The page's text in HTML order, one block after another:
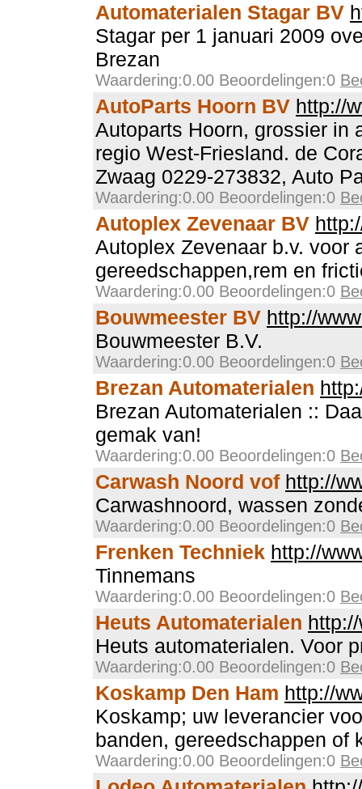
Automaterialen Stagar BV
Stagar per 1 januari 2009
Brezan
Waardering:0.00 Beoordelingen:0
AutoParts Hoorn BV http://
Autoparts Hoorn, grossier in
regio West-Friesland. de
Zwaag 0229-273832, Auto
Waardering:0.00 Beoordelingen:0
Autoplex Zevenaar BV
Autoplex Zevenaar b.v. voor
gereedschappen,rem en
Waardering:0.00 Beoordelingen:0
Bouwmeester BV http://
Bouwmeester B.V.
Waardering:0.00 Beoordelingen:0
Brezan Automaterialen
Brezan Automaterialen ::
gemak van!
Waardering:0.00 Beoordelingen:0
Carwash Noord vof http://
Carwashnoord, wassen
Waardering:0.00 Beoordelingen:0
Frenken Techniek http://
Tinnemans
Waardering:0.00 Beoordelingen:0
Heuts Automaterialen
Heuts automaterialen. Voor
Waardering:0.00 Beoordelingen:0
Koskamp Den Ham http://
Koskamp; uw leverancier
banden, gereedschappen of
Waardering:0.00 Beoordelingen:0